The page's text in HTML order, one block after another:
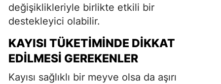
değişiklikleriyle birlikte etkili bir
destekleyici olabilir.
KAYISI TÜKETIMINDE DIKKAT
EDILMESI GEREKENLER
Kayısı sağlıklı bir meyve olsa da aşırı